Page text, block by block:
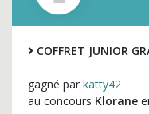
COFFRET JUNIOR
gagné par katty42
au concours Klorane